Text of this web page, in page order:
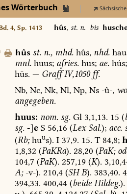
Wörterbuch
4, Sp. 1413 hûs, st. n. bis
hûs st. n., mhd. hûs, nhd.
mnl.huus; afries.hus; ae.hús;
hūs. — GraffIV,1050ff.
Nb,Nc,Nk,Nl,Np,Ns-û-, wo
angegeben.
huus: nom.sg.Gl3,1,13. 15 (
sg. -]e S56,16 (LexSal.); acc.
(Rb;huus). I37,9. 15. T84,8;
1,8,32 (PaKRa). 28,20 (PaK;
104,7 (PaK). 257,19 (K).
A;-v-). 210,4(SHB). 383,40.
394,33. 400,44(beideHildeg.).